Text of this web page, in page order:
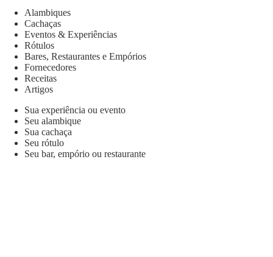
Alambiques
Cachaças
Eventos & Experiências
Rótulos
Bares, Restaurantes e Empórios
Fornecedores
Receitas
Artigos
Sua experiência ou evento
Seu alambique
Sua cachaça
Seu rótulo
Seu bar, empório ou restaurante